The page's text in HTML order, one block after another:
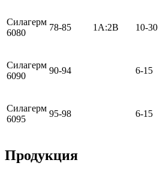
1А:2В
Силагерм
6080
78-85 10-30
Силагерм
6090
90-94 6-15
Силагерм
6095
95-98 6-15
Продукция